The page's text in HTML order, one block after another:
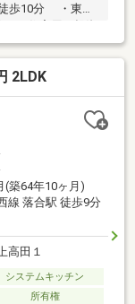
歩10分 ・東京
・住宅用、投資
変更可◆車庫付
台駐車可能（車
道に接する整
す ・周辺建物
につき車通りが
大型商業施設が
2LDK
(築64年10ヶ月)
線 落合駅 徒歩9分
高田１
システムキッチン
所有権